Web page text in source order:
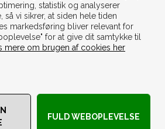
statistik og analyserer
så vi sikrer, at siden hele tiden
markedsføring bliver relevant for
for at give dit samtykke til
mere om brugen af cookies her